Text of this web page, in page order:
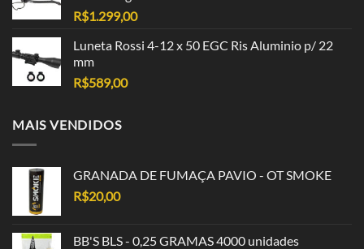
R$1.299,00
Luneta Rossi 4-12 x 50 EGC Ris Aluminio p/ 22
mm
R$589,00
MAIS VENDIDOS
GRANADA DE FUMAÇA PAVIO - OT SMOKE
R$20,00
BB'S BLS - 0,25 GRAMAS 4000 unidades